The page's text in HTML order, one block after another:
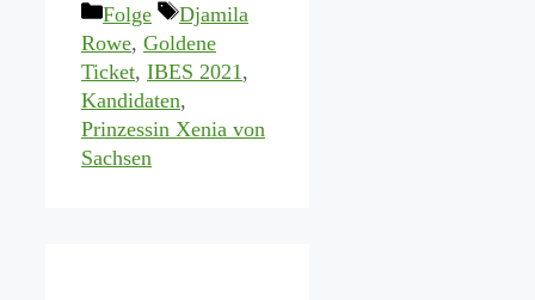
Kategorien
Folge Schlagwörter
Djamila
Rowe, Goldene
Ticket, IBES 2021,
Kandidaten,
Prinzessin Xenia von
Sachsen